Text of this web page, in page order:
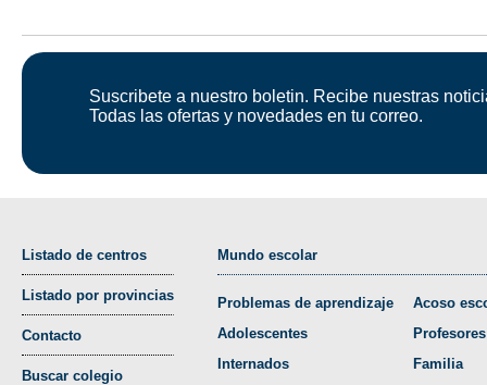
Suscribete a nuestro boletin. Recibe nuestras
Todas las ofertas y novedades en tu correo.
Listado de centros
Listado por provincias
Contacto
Buscar colegio
Mundo escolar
Problemas de aprendizaje
Adolescentes
Internados
Acoso
Profesores
Familia